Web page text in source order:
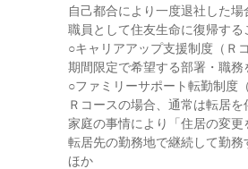
自己都合により一度退社した
職員として住友生命に復帰する
○キャリアアップ支援制度（Ｒ
期間限定で希望する部署・職
○ファミリーサポート転勤制度
Ｒコースの場合、通常は転居を
家庭の事情により「住居の変更
転居先の勤務地で継続して勤務
ほか